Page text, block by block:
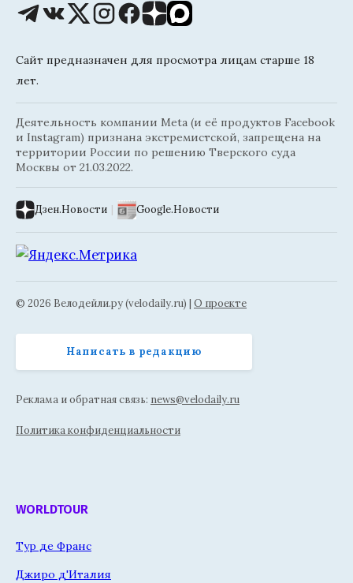
Сайт предназначен для просмотра лицам старше 18
лет.
Деятельность компании Meta (и её продуктов Facebook
и Instagram) признана экстремистской, запрещена на
территории России по решению Тверского суда
Москвы от 21.03.2022.
Дзен.Новости | Google.Новости
© 2026 Велодейли.ру (velodaily.ru) | О проекте
Написать в редакцию
Реклама и обратная связь: news@velodaily.ru
Политика конфиденциальности
WORLDTOUR
Тур де Франс
Джиро д'Италия